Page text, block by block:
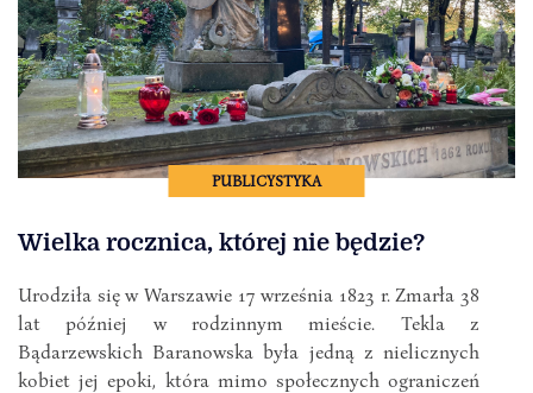
PUBLICYSTYKA
Wielka rocznica, której nie będzie?
Urodziła się w Warszawie 17 września 1823 r. Zmarła 38
lat później w rodzinnym mieście. Tekla z
Bądarzewskich Baranowska była jedną z nielicznych
kobiet jej epoki, która mimo społecznych ograniczeń